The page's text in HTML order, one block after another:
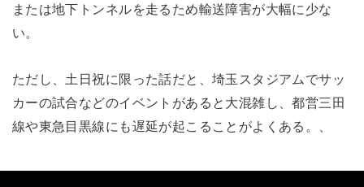
または地下トンネルを走るため輸送障害が大幅に少な
い。
ただし、土日祝に限った話だと、埼玉スタジアムでサッ
カーの試合などのイベントがあると大混雑し、都営三田
線や東急目黒線にも遅延が起こることがよくある。、